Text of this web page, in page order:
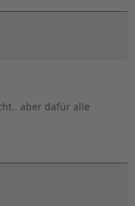
aber dafür alle